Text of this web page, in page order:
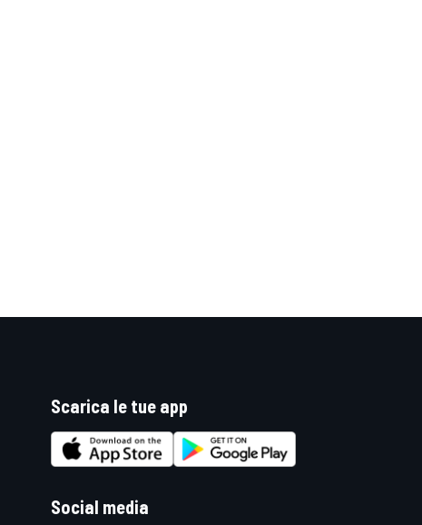
ENDURANCE/GT
Scarica le tue app
Social media